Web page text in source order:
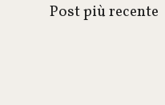
Post più recente